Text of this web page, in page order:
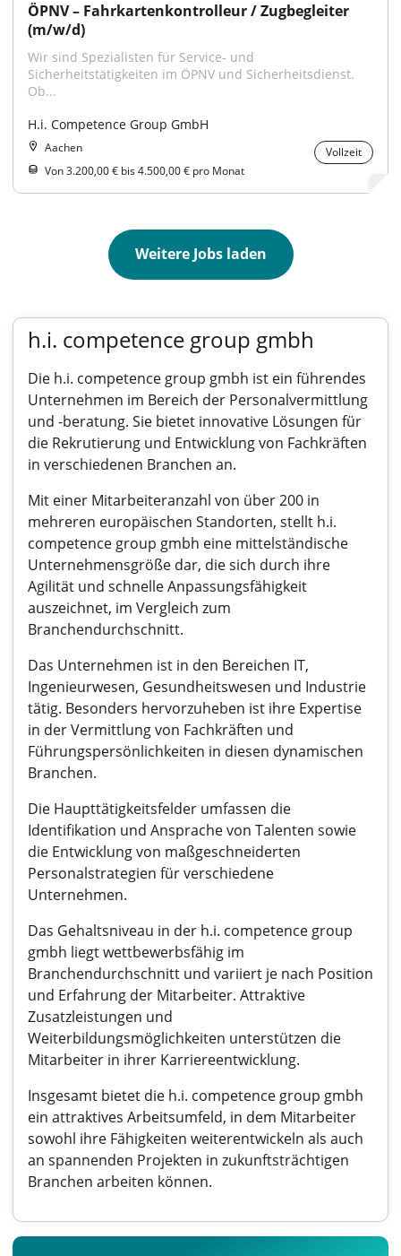
ÖPNV – Fahrkartenkontrolleur / Zugbegleiter
(m/w/d)
Wir sind Spezialisten für Service- und
Sicherheitstätigkeiten im ÖPNV und Sicherheitsdienst.
Ob...
H.i. Competence Group GmbH
Aachen
Vollzeit
Von 3.200,00 € bis 4.500,00 € pro Monat
Weitere Jobs laden
h.i. competence group gmbh
Die h.i. competence group gmbh ist ein führendes
Unternehmen im Bereich der Personalvermittlung
und -beratung. Sie bietet innovative Lösungen für
die Rekrutierung und Entwicklung von Fachkräften
in verschiedenen Branchen an.
Mit einer Mitarbeiteranzahl von über 200 in
mehreren europäischen Standorten, stellt h.i.
competence group gmbh eine mittelständische
Unternehmensgröße dar, die sich durch ihre
Agilität und schnelle Anpassungsfähigkeit
auszeichnet, im Vergleich zum
Branchendurchschnitt.
Das Unternehmen ist in den Bereichen IT,
Ingenieurwesen, Gesundheitswesen und Industrie
tätig. Besonders hervorzuheben ist ihre Expertise
in der Vermittlung von Fachkräften und
Führungspersönlichkeiten in diesen dynamischen
Branchen.
Die Haupttätigkeitsfelder umfassen die
Identifikation und Ansprache von Talenten sowie
die Entwicklung von maßgeschneiderten
Personalstrategien für verschiedene
Unternehmen.
Das Gehaltsniveau in der h.i. competence group
gmbh liegt wettbewerbsfähig im
Branchendurchschnitt und variiert je nach Position
und Erfahrung der Mitarbeiter. Attraktive
Zusatzleistungen und
Weiterbildungsmöglichkeiten unterstützen die
Mitarbeiter in ihrer Karriereentwicklung.
Insgesamt bietet die h.i. competence group gmbh
ein attraktives Arbeitsumfeld, in dem Mitarbeiter
sowohl ihre Fähigkeiten weiterentwickeln als auch
an spannenden Projekten in zukunftsträchtigen
Branchen arbeiten können.